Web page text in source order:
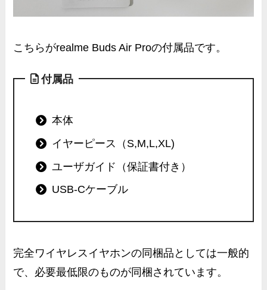
こちらがrealme Buds Air Proの付属品です。
付属品
本体
イヤーピース（S,M,L,XL)
ユーザガイド（保証書付き）
USB-Cケーブル
完全ワイヤレスイヤホンの同梱品としては一般的
で、必要最低限のものが同梱されています。